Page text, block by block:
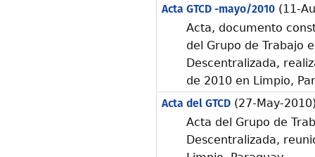
Acta GTCD -mayo/2010(11-
Acta, documento
del Grupo de Trabajo
Descentralizada,
de 2010 en Limpio,
Acta del GTCD(27-May-
Acta del Grupo de
Descentralizada,